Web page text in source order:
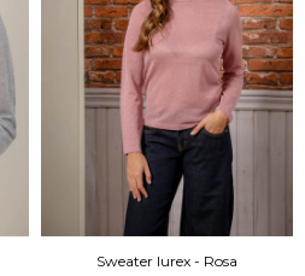
Sweater lurex - Rosa